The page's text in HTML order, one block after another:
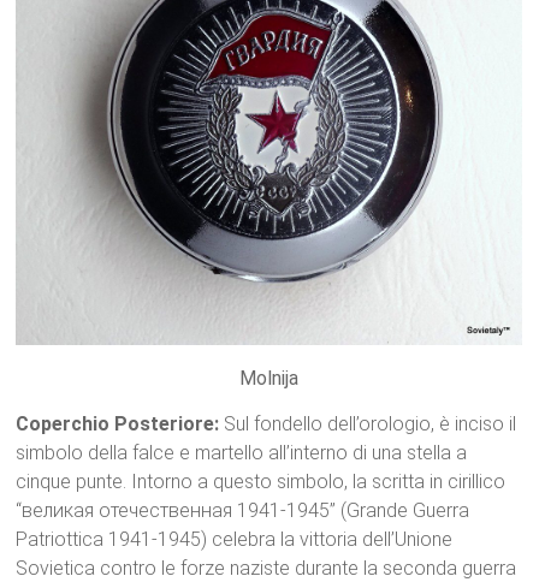
Molnija
Coperchio Posteriore: Sul fondello dell’orologio, è inciso il
simbolo della falce e martello all’interno di una stella a
cinque punte. Intorno a questo simbolo, la scritta in cirillico
“великая отечественная 1941-1945” (Grande Guerra
Patriottica 1941-1945) celebra la vittoria dell’Unione
Sovietica contro le forze naziste durante la seconda guerra